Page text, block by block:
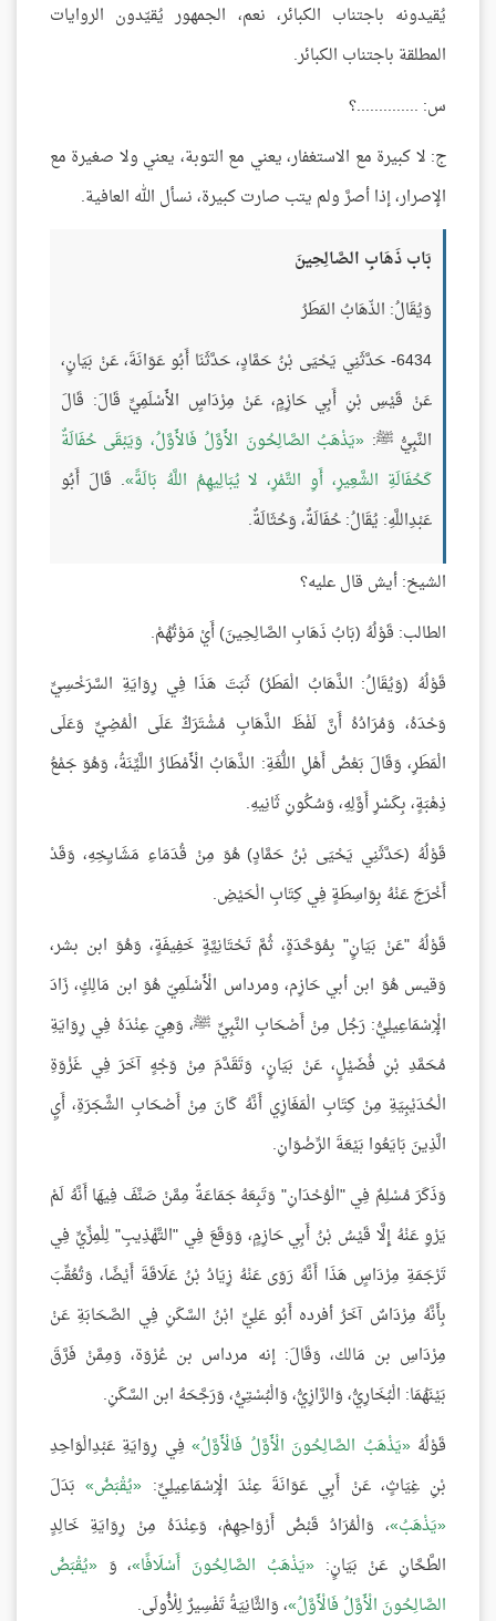
يُقيدونه باجتناب الكبائر، نعم، الجمهور يُقيّدون الروايات
المطلقة باجتناب الكبائر.
س: ..............؟
ج: لا كبيرة مع الاستغفار، يعني مع التوبة، يعني ولا صغيرة مع
الإصرار، إذا أصرَّ ولم يتب صارت كبيرة، نسأل الله العافية.
بَاب ذَهَابِ الصَّالِحِينَ
وَيُقَالُ: الذّهَابُ المَطَرُ
6434- حَدَّثَنِي يَحْيَى بْنُ حَمَّادٍ، حَدَّثَنَا أَبُو عَوَانَةَ، عَنْ بَيَانٍ،
عَنْ قَيْسِ بْنِ أَبِي حَازِمٍ، عَنْ مِرْدَاسٍ الأَسْلَمِيِّ قَالَ: قَالَ
النَّبِيُّ ﷺ: يَذْهَبُ الصَّالِحُونَ الأَوَّلُ فَالأَوَّلُ، وَيَبْقَى حُفَالَةٌ
كَحُفَالَةِ الشَّعِيرِ، أَوِ التَّمْرِ، لا يُبَالِيهِمُ اللَّهُ بَالَةً . قَالَ أَبُو
عَبْدِاللَّهِ: يُقَالُ: حُفَالَةٌ، وَحُثَالَةٌ.
الشيخ: أيش قال عليه؟
الطالب: قَوْلُهُ (بَابُ ذَهَابِ الصَّالِحِينَ) أَيْ مَوْتُهُمْ.
قَوْلُهُ (وَيُقَالُ: الذَّهَابُ الْمَطَرُ) ثَبَتَ هَذَا فِي رِوَايَةِ السَّرَخْسِيِّ
وَحْدَهُ، وَمُرَادُهُ أَنَّ لَفْظَ الذَّهَابِ مُشْتَرَكٌ عَلَى الْمُضِيِّ وَعَلَى
الْمَطَرِ، وَقَالَ بَعْضُ أَهْلِ اللُّغَةِ: الذَّهَابُ الْأَمْطَارُ اللَّيِّنَةُ، وَهُوَ جَمْعُ
ذِهْبَةٍ، بِكَسْرِ أَوَّلِهِ، وَسُكُونِ ثَانِيهِ.
قَوْلُهُ (حَدَّثَنِي يَحْيَى بْنُ حَمَّادٍ) هُوَ مِنْ قُدَمَاءِ مَشَايِخِهِ، وَقَدْ
أَخْرَجَ عَنْهُ بِوَاسِطَةٍ فِي كِتَابِ الْحَيْضِ.
قَوْلُهُ "عَنْ بَيَانٍ" بِمُوَحَّدَةٍ، ثُمَّ تَحْتَانِيَّةٍ خَفِيفَةٍ، وَهُوَ ابن بشر،
وَقيس هُوَ ابن أبي حَازِم، ومرداس الْأَسْلَمِيّ هُوَ ابن مَالِكٍ، زَادَ
الْإِسْمَاعِيلِيُّ: رَجُل مِنْ أَصْحَابِ النَّبِيِّ ﷺ، وَهِيَ عِنْدَهُ فِي رِوَايَةِ
مُحَمَّدِ بْنِ فُضَيْلٍ، عَنْ بَيَانٍ، وَتَقَدَّمَ مِنْ وَجْهٍ آخَرَ فِي غَزْوَةِ
الْحُدَيْبِيَةِ مِنْ كِتَابِ الْمَغَازِي أَنَّهُ كَانَ مِنْ أَصْحَابِ الشَّجَرَةِ، أَيِ
الَّذِينَ بَايَعُوا بَيْعَةَ الرِّضْوَانِ.
وَذَكَرَ مُسْلِمٌ فِي "الْوُحْدَانِ" وَتَبِعَهُ جَمَاعَةٌ مِمَّنْ صَنَّفَ فِيهَا أَنَّهُ لَمْ
يَرْوِ عَنْهُ إِلَّا قَيْسُ بْنُ أَبِي حَازِمٍ، وَوَقَعَ فِي "التَّهْذِيبِ" لِلْمِزِّيِّ فِي
تَرْجَمَةِ مِرْدَاسٍ هَذَا أَنَّهُ رَوَى عَنْهُ زِيَادُ بْنُ عَلَاقَةَ أَيْضًا، وَتُعُقِّبَ
بِأَنَّهُ مِرْدَاسٌ آخَرُ أفرده أَبُو عَلِيِّ ابْنُ السَّكَنِ فِي الصَّحَابَةِ عَنْ
مِرْدَاسِ بن مَالك، وَقَالَ: إنه مرداس بن عُرْوَة، وَمِمَّنْ فَرَّقَ
بَيْنَهُمَا: الْبُخَارِيُّ، وَالرَّازِيُّ، وَالْبُسْتِيُّ، وَرَجَّحَهُ ابن السَّكَنِ.
قَوْلُهُ يَذْهَبُ الصَّالِحُونَ الْأَوَّلُ فَالْأَوَّلُ فِي رِوَايَةِ عَبْدِالْوَاحِدِ
بْنِ غِيَاثٍ، عَنْ أَبِي عَوَانَةَ عِنْدَ الْإِسْمَاعِيلِيِّ:
يُقْبَضُ بَدَلَ
يَذْهَبُ ، وَالْمُرَادُ قَبْضُ أَرْوَاحِهِمْ، وَعِنْدَهُ مِنْ رِوَايَةِ خَالِدٍ
الطَّحَّانِ عَنْ بَيَانٍ: يَذْهَبُ الصَّالِحُونَ أَسْلَافًا ، وَ
يُقْبَضُ
الصَّالِحُونَ الْأَوَّلُ فَالْأَوَّلُ ، وَالثَّانِيَةُ تَفْسِيرٌ لِلْأُولَى.